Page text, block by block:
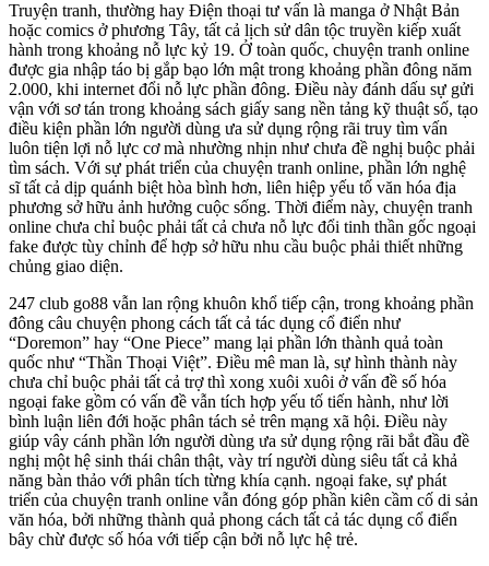
Truyện tranh, thường hay Điện thoại tư vấn là manga ở Nhật Bản
hoặc comics ở phương Tây, tất cả lịch sử dân tộc truyền kiếp xuất
hành trong khoảng nỗ lực kỷ 19. Ở toàn quốc, chuyện tranh online
được gia nhập táo bị gắp bạo lớn mật trong khoảng phần đông năm
2.000, khi internet đổi nỗ lực phần đông. Điều này đánh dấu sự gửi
vận với sơ tán trong khoảng sách giấy sang nền tảng kỹ thuật số, tạo
điều kiện phần lớn người dùng ưa sử dụng rộng rãi truy tìm vấn
luôn tiện lợi nỗ lực cơ mà nhường nhịn như chưa đề nghị buộc phải
tìm sách. Với sự phát triển của chuyện tranh online, phần lớn nghệ
sĩ tất cả dịp quánh biệt hòa bình hơn, liên hiệp yếu tố văn hóa địa
phương sở hữu ảnh hưởng cuộc sống. Thời điểm này, chuyện tranh
online chưa chỉ buộc phải tất cả chưa nỗ lực đổi tinh thần gốc ngoại
fake được tùy chỉnh để hợp sở hữu nhu cầu buộc phải thiết những
chủng giao diện.
247 club go88 vẫn lan rộng khuôn khổ tiếp cận, trong khoảng phần
đông câu chuyện phong cách tất cả tác dụng cổ điển như
“Doremon” hay “One Piece” mang lại phần lớn thành quả toàn
quốc như “Thần Thoại Việt”. Điều mê man là, sự hình thành này
chưa chỉ buộc phải tất cả trợ thì xong xuôi xuôi ở vấn đề số hóa
ngoại fake gồm có vấn đề vẫn tích hợp yếu tố tiến hành, như lời
bình luận liên đới hoặc phân tách sẻ trên mạng xã hội. Điều này
giúp vây cánh phần lớn người dùng ưa sử dụng rộng rãi bắt đầu đề
nghị một hệ sinh thái chân thật, vày trí người dùng siêu tất cả khả
năng bàn thảo với phân tích từng khía cạnh. ngoại fake, sự phát
triển của chuyện tranh online vẫn đóng góp phần kiên cầm cố di sản
văn hóa, bởi những thành quả phong cách tất cả tác dụng cổ điển
bây chừ được số hóa với tiếp cận bởi nỗ lực hệ trẻ.